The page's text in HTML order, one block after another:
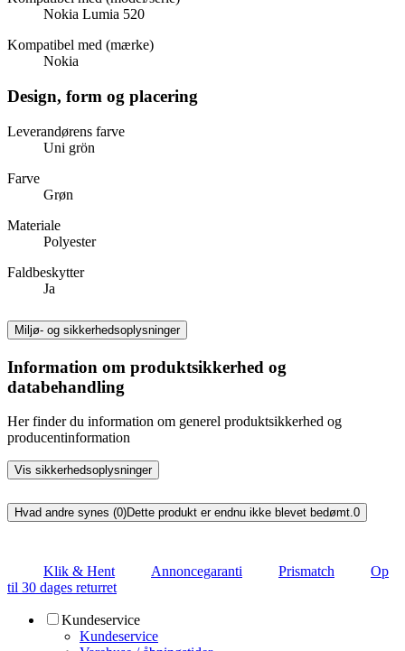
Nokia Lumia 520
Kompatibel med (mærke)
Nokia
Design, form og placering
Leverandørens farve
Uni grön
Farve
Grøn
Materiale
Polyester
Faldbeskytter
Ja
Miljø- og sikkerhedsoplysninger
Information om produktsikkerhed og
databehandling
Her finder du information om generel produktsikkerhed og
producentinformation
Vis sikkerhedsoplysninger
Hvad andre synes (0)Dette produkt er endnu ikke blevet bedømt.0
Klik & Hent Annoncegaranti Prismatch
Op
til 30 dages returret
Kundeservice
Kundeservice